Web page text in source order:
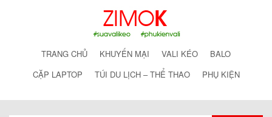
TRANG CHỦ KHUYẾN MẠI VALI KÉO
BALO
CẶP LAPTOP
TÚI DU LỊCH – THỂ THAO PHỤ KIỆN